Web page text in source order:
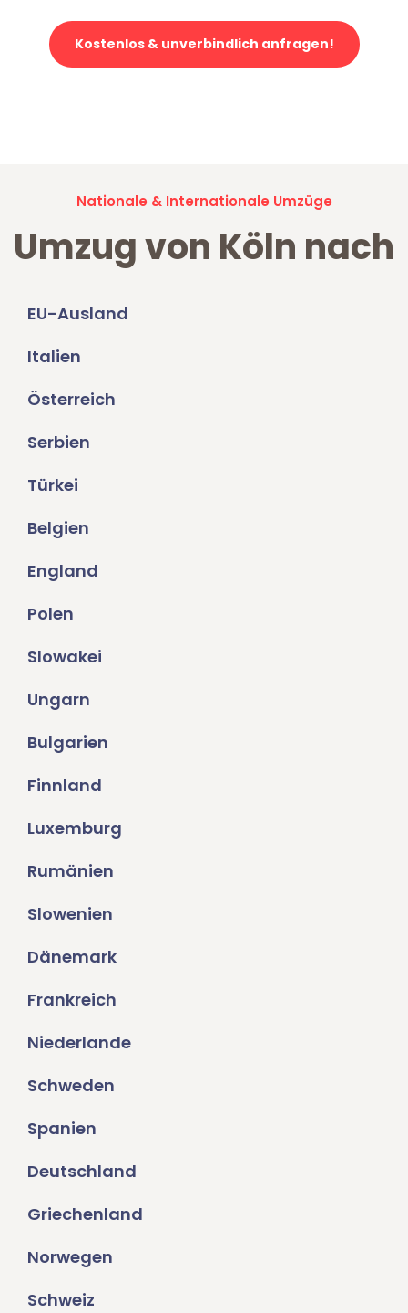
Kostenlos & unverbindlich anfragen!
Nationale & Internationale Umzüge
Umzug von Köln nach
EU-Ausland
Italien
Österreich
Serbien
Türkei
Belgien
England
Polen
Slowakei
Ungarn
Bulgarien
Finnland
Luxemburg
Rumänien
Slowenien
Dänemark
Frankreich
Niederlande
Schweden
Spanien
Deutschland
Griechenland
Norwegen
Schweiz